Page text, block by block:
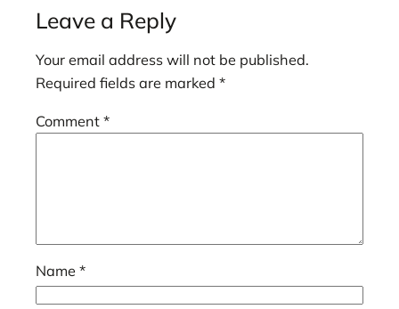
Leave a Reply
Your email address will not be published.
Required fields are marked *
Comment *
Name *